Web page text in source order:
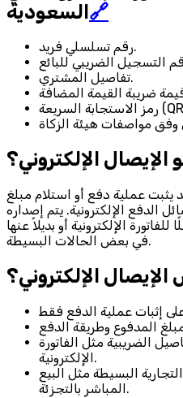
السعودية🔗
رقم تسلسلي فريد.
تفاصيل المشتري.
الإيصال الإلكتروني؟
يثبت عملية دفع أو استلام مبلغ
الدفع الإلكترونية. يتم إصداره
الإلكترونية أو بديلاً عنها
في بعض الحالات البسيطة.
الإلكتروني؟
الضريبية مثل الفاتورة
الإلكترونية.
البسيطة مثل البيع
المباشر بالتجزئة.